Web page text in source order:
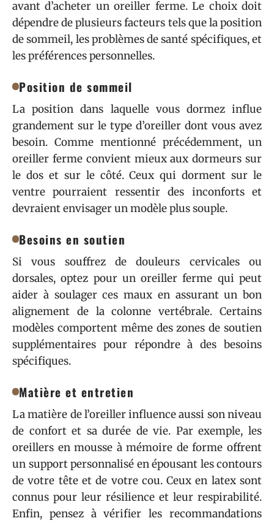
avant d’acheter un oreiller ferme. Le choix doit
dépendre de plusieurs facteurs tels que la position
de sommeil, les problèmes de santé spécifiques, et
les préférences personnelles.
Position de sommeil
La position dans laquelle vous dormez influe
grandement sur le type d’oreiller dont vous avez
besoin. Comme mentionné précédemment, un
oreiller ferme convient mieux aux dormeurs sur
le dos et sur le côté. Ceux qui dorment sur le
ventre pourraient ressentir des inconforts et
devraient envisager un modèle plus souple.
Besoins en soutien
Si vous souffrez de douleurs cervicales ou
dorsales, optez pour un oreiller ferme qui peut
aider à soulager ces maux en assurant un bon
alignement de la colonne vertébrale. Certains
modèles comportent même des zones de soutien
supplémentaires pour répondre à des besoins
spécifiques.
Matière et entretien
La matière de l’oreiller influence aussi son niveau
de confort et sa durée de vie. Par exemple, les
oreillers en mousse à mémoire de forme offrent
un support personnalisé en épousant les contours
de votre tête et de votre cou. Ceux en latex sont
connus pour leur résilience et leur respirabilité.
Enfin, pensez à vérifier les recommandations